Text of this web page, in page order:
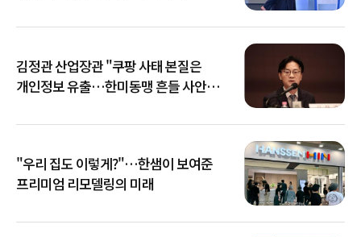
김정관 산업장관 "쿠팡 사태 본질은
개인정보 유출…한미동맹 흔들 사안
"우리 집도 이렇게?"…한샘이 보여준
프리미엄 리모델링의 미래